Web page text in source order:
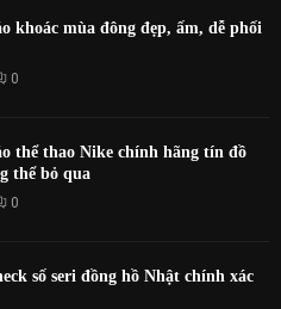
khoác mùa đông đẹp, ấm, dễ phối
0
thể thao Nike chính hãng tín đồ
thể bỏ qua
0
số seri đồng hồ Nhật chính xác